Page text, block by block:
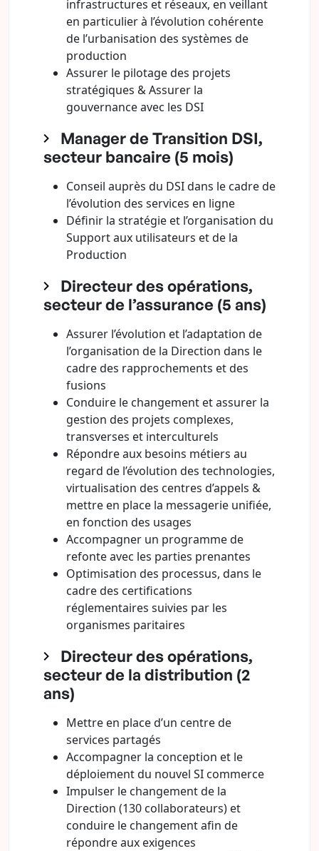
infrastructures et réseaux, en veillant
en particulier à l’évolution cohérente
de l’urbanisation des systèmes de
production
Assurer le pilotage des projets
stratégiques & Assurer la
gouvernance avec les DSI
Manager de Transition DSI,
secteur bancaire (5 mois)
Conseil auprès du DSI dans le cadre de
l’évolution des services en ligne
Définir la stratégie et l’organisation du
Support aux utilisateurs et de la
Production
Directeur des opérations,
secteur de l’assurance (5 ans)
Assurer l’évolution et l’adaptation de
l’organisation de la Direction dans le
cadre des rapprochements et des
fusions
Conduire le changement et assurer la
gestion des projets complexes,
transverses et interculturels
Répondre aux besoins métiers au
regard de l’évolution des technologies,
virtualisation des centres d’appels &
mettre en place la messagerie unifiée,
en fonction des usages
Accompagner un programme de
refonte avec les parties prenantes
Optimisation des processus, dans le
cadre des certifications
réglementaires suivies par les
organismes paritaires
Directeur des opérations,
secteur de la distribution (2
ans)
Mettre en place d’un centre de
services partagés
Accompagner la conception et le
déploiement du nouvel SI commerce
Impulser le changement de la
Direction (130 collaborateurs) et
conduire le changement afin de
répondre aux exigences